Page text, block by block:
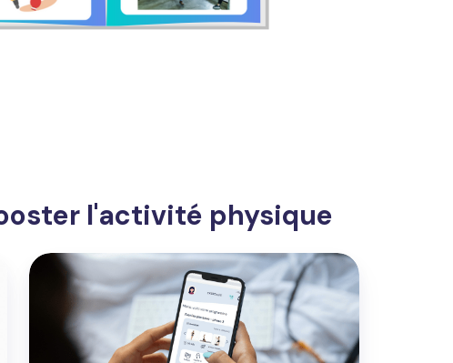
l'activité physique